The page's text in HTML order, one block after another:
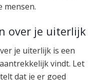
mensen.
over je uiterlijk
je uiterlijk is een
vindt. Let
dat je er goed